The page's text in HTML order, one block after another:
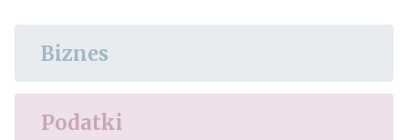
Biznes
Podatki